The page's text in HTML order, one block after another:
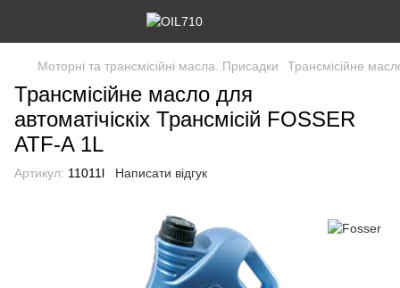
Моторні та трансмісійні масла. Присадки Трансмісійне
Трансмісійне масло для
автоматічіскіх Трансмісій FOSSER
ATF-A 1L
Артикул: 11011l Написати відгук